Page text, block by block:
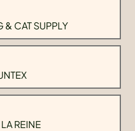
CAT SUPPLY
REINE